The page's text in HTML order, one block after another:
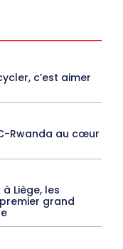
c’est aimer
Rwanda au cœur
Liège, les
grand